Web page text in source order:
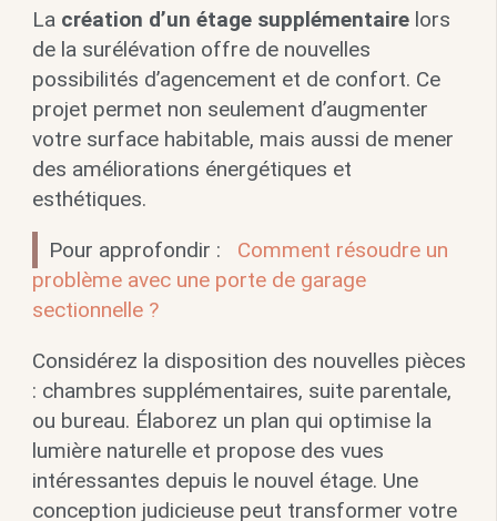
La création d’un étage supplémentairelors
de la surélévation offre de nouvelles
possibilités d’agencement et de confort. Ce
projet permet non seulement d’augmenter
votre surface habitable, mais aussi de mener
des améliorations énergétiques et
esthétiques.
Pour approfondir :
Comment résoudre un
problème avec une porte de garage
sectionnelle ?
Considérez la disposition des nouvelles pièces
: chambres supplémentaires, suite parentale,
ou bureau. Élaborez un plan qui optimise la
lumière naturelle et propose des vues
intéressantes depuis le nouvel étage. Une
conception judicieuse peut transformer votre